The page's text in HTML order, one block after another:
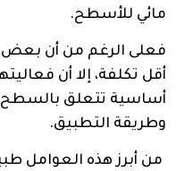
مائي للأسطح.
فعلى الرغم من أن بعض
أقل تكلفة، إلا أن
أساسية تتعلق بالسطح
وطريقة التطبيق.
من أبرز هذه العوامل